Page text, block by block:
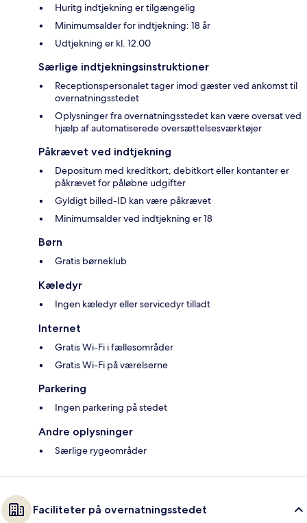
Huritg indtjekning er tilgængelig
Minimumsalder for indtjekning: 18 år
Udtjekning er kl. 12.00
Særlige indtjekningsinstruktioner
Receptionspersonalet tager imod gæster ved ankomst til
overnatningsstedet
Oplysninger fra overnatningsstedet kan være oversat ved
hjælp af automatiserede oversættelsesværktøjer
Påkrævet ved indtjekning
Depositum med kreditkort, debitkort eller kontanter er
påkrævet for påløbne udgifter
Gyldigt billed-ID kan være påkrævet
Minimumsalder ved indtjekning er 18
Børn
Gratis børneklub
Kæledyr
Ingen kæledyr eller servicedyr tilladt
Internet
Gratis Wi-Fi i fællesområder
Gratis Wi-Fi på værelserne
Parkering
Ingen parkering på stedet
Andre oplysninger
Særlige rygeområder
Faciliteter på overnatningsstedet